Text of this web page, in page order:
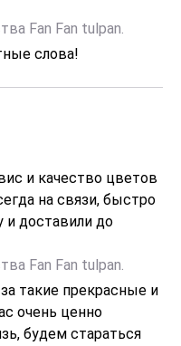
Fan Fan tulpan.
слова!
и качество цветов
на связи, быстро
и доставили до
качество 100%!
Fan Fan tulpan.
такие прекрасные и
очень ценно
будем стараться